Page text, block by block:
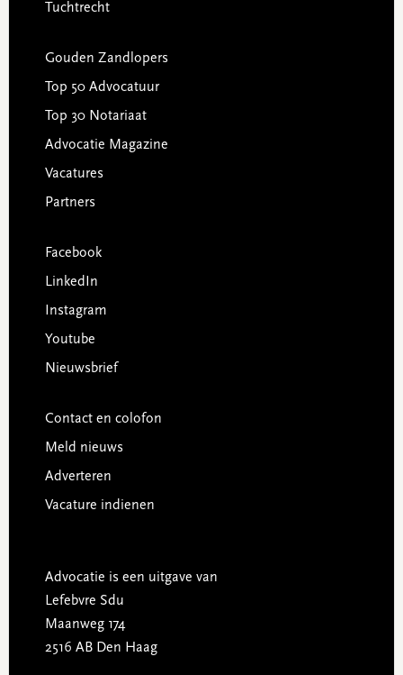
Tuchtrecht
Gouden Zandlopers
Top 50 Advocatuur
Top 30 Notariaat
Advocatie Magazine
Vacatures
Partners
Facebook
LinkedIn
Instagram
Youtube
Nieuwsbrief
Contact en colofon
Meld nieuws
Adverteren
Vacature indienen
Advocatie is een uitgave van
Lefebvre Sdu
Maanweg 174
2516 AB Den Haag